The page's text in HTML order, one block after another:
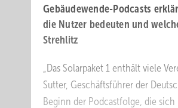
Gebäudewende-Podcasts
die Nutzer bedeuten und
Strehlitz
„Das Solarpaket 1 enthält viele
Sutter, Geschäftsführer der
Beginn der Podcastfolge, die